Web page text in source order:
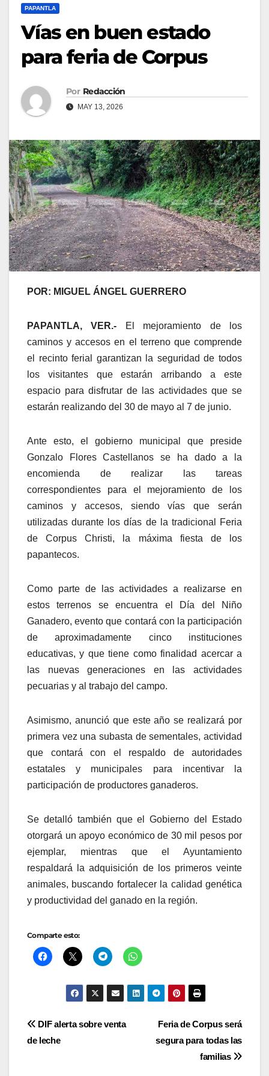
PAPANTLA
Vías en buen estado
para feria de Corpus
Por Redacción
MAY 13, 2026
POR: MIGUEL ÁNGEL GUERRERO
PAPANTLA, VER.- El mejoramiento de los
caminos y accesos en el terreno que comprende
el recinto ferial garantizan la seguridad de todos
los visitantes que estarán arribando a este
espacio para disfrutar de las actividades que se
estarán realizando del 30 de mayo al 7 de junio.
Ante esto, el gobierno municipal que preside
Gonzalo Flores Castellanos se ha dado a la
encomienda de realizar las tareas
correspondientes para el mejoramiento de los
caminos y accesos, siendo vías que serán
utilizadas durante los días de la tradicional Feria
de Corpus Christi, la máxima fiesta de los
papantecos.
Como parte de las actividades a realizarse en
estos terrenos se encuentra el Día del Niño
Ganadero, evento que contará con la participación
de aproximadamente cinco instituciones
educativas, y que tiene como finalidad acercar a
las nuevas generaciones en las actividades
pecuarias y al trabajo del campo.
Asimismo, anunció que este año se realizará por
primera vez una subasta de sementales, actividad
que contará con el respaldo de autoridades
estatales y municipales para incentivar la
participación de productores ganaderos.
Se detalló también que el Gobierno del Estado
otorgará un apoyo económico de 30 mil pesos por
ejemplar, mientras que el Ayuntamiento
respaldará la adquisición de los primeros veinte
animales, buscando fortalecer la calidad genética
y productividad del ganado en la región.
Comparte esto:
Navegación
Feria de Corpus será
segura para todas las
familias
DIF alerta sobre venta
de leche